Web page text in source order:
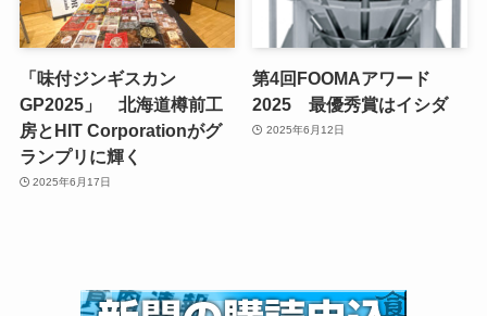
「味付ジンギスカン
GP2025」 北海道樽前工
房とHIT Corporationがグ
ランプリに輝く
2025年6月17日
第4回FOOMAアワード
2025 最優秀賞はイシダ
2025年6月12日